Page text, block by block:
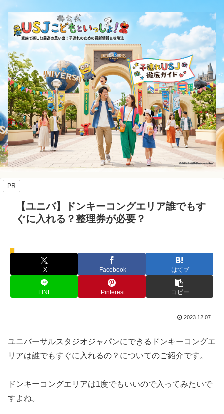
PR
【ユニバ】ドンキーコングエリア誰でもす
ぐに入れる？整理券が必要？
ドンキーコングカントリー
X Facebook はてブ
LINE Pinterest コピー
2023.12.07
ユニバーサルスタジオジャパンにできるドンキーコングエ
リアは誰でもすぐに入れるの？についてのご紹介です。
ドンキーコングエリアは1度でもいいので入ってみたいで
すよね。